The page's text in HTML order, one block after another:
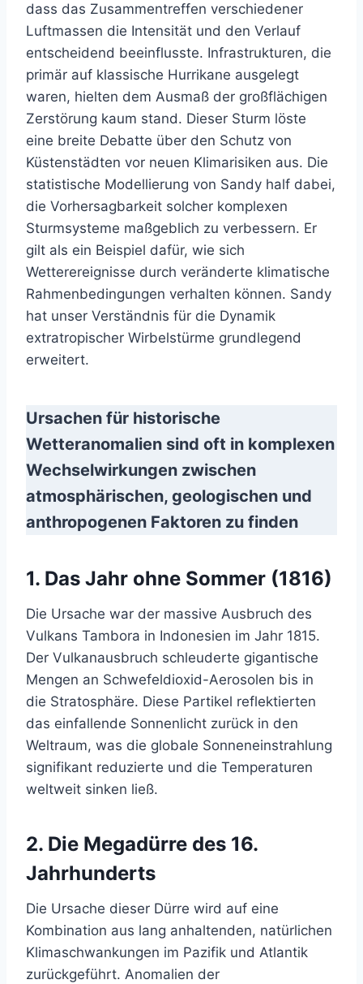
dass das Zusammentreffen verschiedener
Luftmassen die Intensität und den Verlauf
entscheidend beeinflusste. Infrastrukturen, die
primär auf klassische Hurrikane ausgelegt
waren, hielten dem Ausmaß der großflächigen
Zerstörung kaum stand. Dieser Sturm löste
eine breite Debatte über den Schutz von
Küstenstädten vor neuen Klimarisiken aus. Die
statistische Modellierung von Sandy half dabei,
die Vorhersagbarkeit solcher komplexen
Sturmsysteme maßgeblich zu verbessern. Er
gilt als ein Beispiel dafür, wie sich
Wetterereignisse durch veränderte klimatische
Rahmenbedingungen verhalten können. Sandy
hat unser Verständnis für die Dynamik
extratropischer Wirbelstürme grundlegend
erweitert.
Ursachen für historische
Wetteranomalien sind oft in komplexen
Wechselwirkungen zwischen
atmosphärischen, geologischen und
anthropogenen Faktoren zu finden
1. Das Jahr ohne Sommer (1816)
Die Ursache war der massive Ausbruch des
Vulkans Tambora in Indonesien im Jahr 1815.
Der Vulkanausbruch schleuderte gigantische
Mengen an Schwefeldioxid-Aerosolen bis in
die Stratosphäre. Diese Partikel reflektierten
das einfallende Sonnenlicht zurück in den
Weltraum, was die globale Sonneneinstrahlung
signifikant reduzierte und die Temperaturen
weltweit sinken ließ.
2. Die Megadürre des 16.
Jahrhunderts
Die Ursache dieser Dürre wird auf eine
Kombination aus lang anhaltenden, natürlichen
Klimaschwankungen im Pazifik und Atlantik
zurückgeführt. Anomalien der